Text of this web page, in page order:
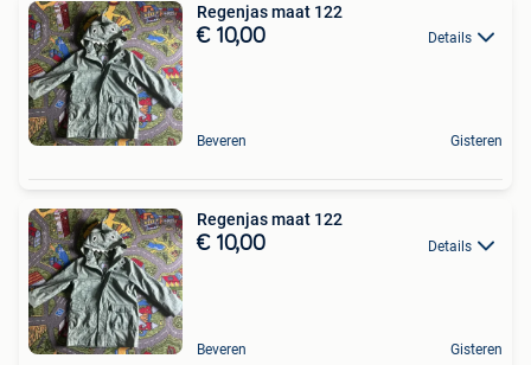
Regenjas maat 122
€ 10,00 Details
Beveren Gisteren
Regenjas maat 122
€ 10,00 Details
Beveren Gisteren